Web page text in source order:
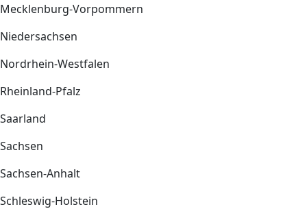
Mecklenburg-Vorpommern
Niedersachsen
Nordrhein-Westfalen
Rheinland-Pfalz
Saarland
Sachsen
Sachsen-Anhalt
Schleswig-Holstein